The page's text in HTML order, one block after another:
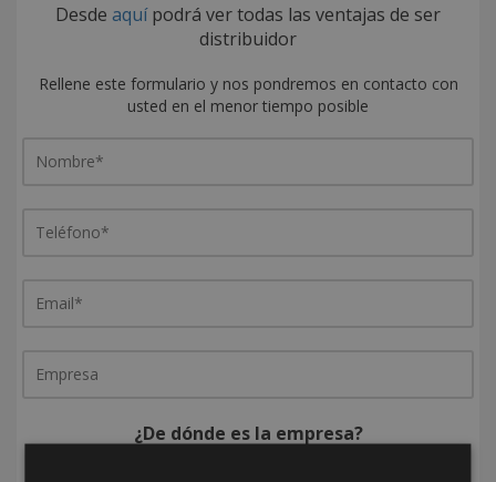
Desde aquípodrá ver todas las ventajas de ser
distribuidor
Rellene este formulario y nos pondremos en contacto con
usted en el menor tiempo posible
¿De dónde es la empresa?